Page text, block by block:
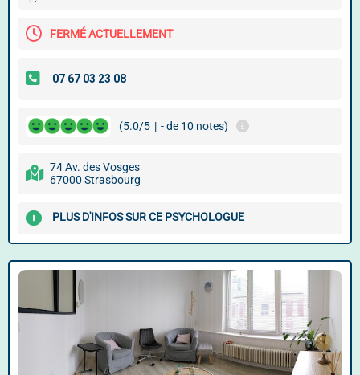
FERMÉ ACTUELLEMENT
(5.0/5 | - de 10 notes)
74 Av. des Vosges
67000 Strasbourg
PLUS D'INFOS SUR CE PSYCHOLOGUE